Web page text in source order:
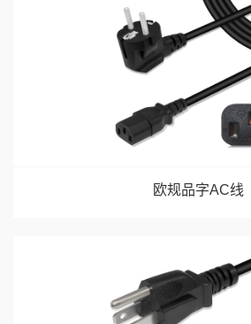
欧规品字AC线